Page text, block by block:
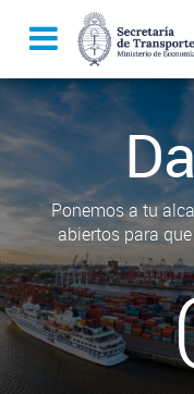
Ponemos a tu
abiertos para